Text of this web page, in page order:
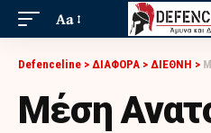
Aa
Defenceline > ΔΙΑΦΟΡΑ > ΔΙΕΘΝΗ >
Μέση